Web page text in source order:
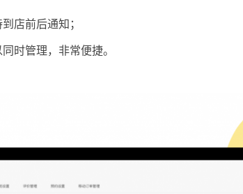
店前后通知；
时管理，非常便捷。